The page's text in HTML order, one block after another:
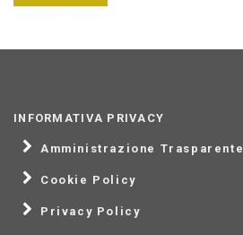
INFORMATIVA PRIVACY
Amministrazione Trasparente
Cookie Policy
Privacy Policy